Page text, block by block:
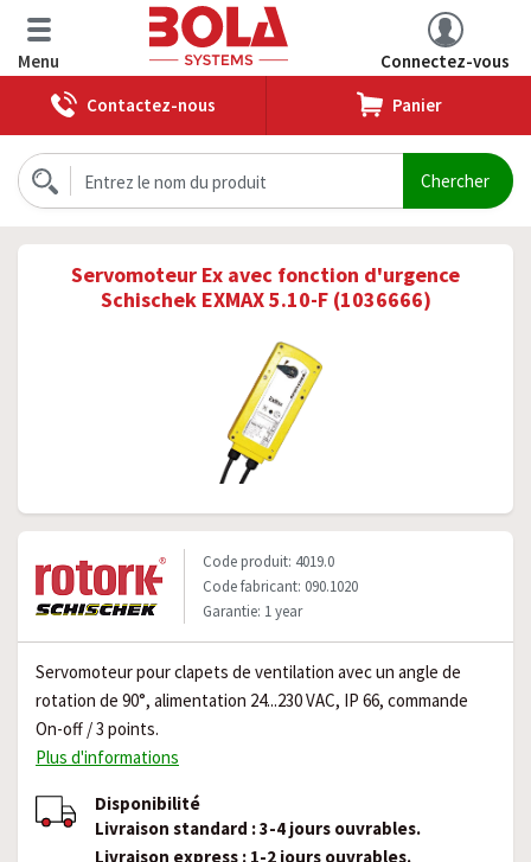
Menu
Connectez-vous
Contactez-nous
Panier
Servomoteur Ex avec fonction d'urgence
Schischek EXMAX 5.10-F (1036666)
Code produit: 4019.0
Code fabricant: 090.1020
Garantie: 1 year
Servomoteur pour clapets de ventilation avec un angle de
rotation de 90°, alimentation 24...230 VAC, IP 66, commande
On-off / 3 points.
Plus d'informations
Disponibilité
Livraison standard : 3-4 jours ouvrables.
Livraison express : 1-2 jours ouvrables.